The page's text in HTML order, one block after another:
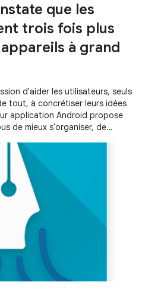
que les
trois fois plus
à grand
d'aider les utilisateurs, seuls
tout, à concrétiser leurs idées
application Android propose
de mieux s'organiser, de